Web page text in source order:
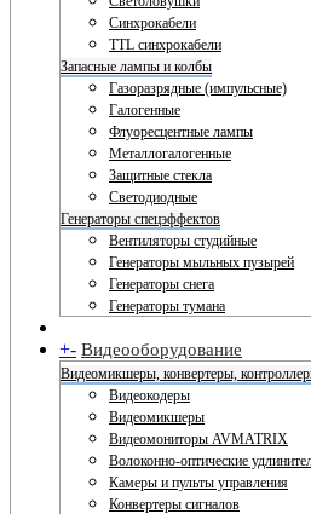
Синхрокабели
TTL синхрокабели
Запасные лампы и колбы
Газоразрядные (импульсные)
Галогенные
Флуоресцентные лампы
Металлогалогенные
Защитные стекла
Светодиодные
Генераторы спецэффектов
Вентиляторы студийные
Генераторы мыльных пузырей
Генераторы снега
Генераторы тумана
+- Видеооборудование
Видеомикшеры, конвертеры,
Видеокодеры
Видеомикшеры
Видеомониторы AVMATRIX
Волоконно-оптические
Камеры и пульты управления
Конвертеры сигналов